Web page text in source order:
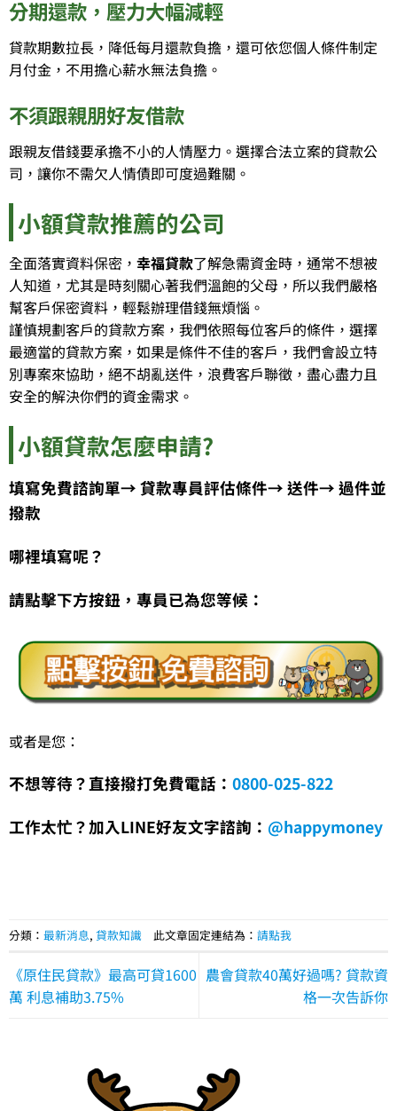
分期還款，壓力大幅減輕
貸款期數拉長，降低每月還款負擔，還可依您個人條件制定
月付金，不用擔心薪水無法負擔。
不須跟親朋好友借款
跟親友借錢要承擔不小的人情壓力。選擇合法立案的貸款公
司，讓你不需欠人情債即可度過難關。
小額貸款推薦的公司
全面落實資料保密， 幸福貸款了解急需資金時，通常不想被
人知道，尤其是時刻關心著我們溫飽的父母，所以我們嚴格
幫客戶保密資料，輕鬆辦理借錢無煩惱。
謹慎規劃客戶的貸款方案，我們依照每位客戶的條件，選擇
最適當的貸款方案，如果是條件不佳的客戶，我們會設立特
別專案來協助，絕不胡亂送件，浪費客戶聯徵，盡心盡力且
安全的解決你們的資金需求。
小額貸款怎麼申請?
填寫免費諮詢單→ 貸款專員評估條件→ 送件→ 過件並
撥款
哪裡填寫呢？
請點擊下方按鈕，專員已為您等候：
或者是您：
不想等待？直接撥打免費電話： 0800-025-822
工作太忙？加入LINE好友文字諮詢： @happymoney
分類： 最新消息, 貸款知識 此文章固定連結為： 請點我
《原住民貸款》最高可貸1600
萬 利息補助3.75%
農會貸款40萬好過嗎? 貸款資
格一次告訴你